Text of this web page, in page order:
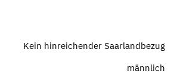
Kein hinreichender Saarlandbezug
männlich